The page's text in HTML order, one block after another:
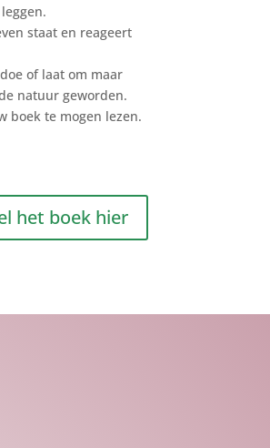
staat en reageert
of laat om maar
natuur geworden.
boek te mogen lezen.
het boek hier